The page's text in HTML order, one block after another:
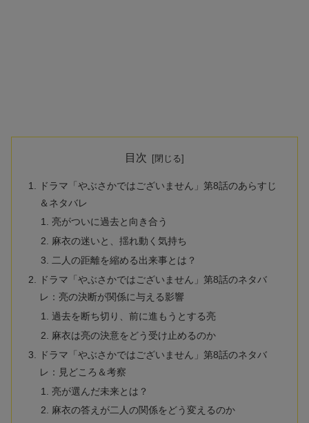
目次
ドラマ「やぶさかではございません」第8話のあらすじ
＆ネタバレ
亮がついに過去と向き合う
麻衣の迷いと、揺れ動く気持ち
二人の距離を縮める出来事とは？
ドラマ「やぶさかではございません」第8話のネタバ
レ：亮の決断が関係に与える影響
過去を断ち切り、前に進もうとする亮
麻衣は亮の決意をどう受け止めるのか
ドラマ「やぶさかではございません」第8話のネタバ
レ：見どころ＆考察
亮が選んだ未来とは？
麻衣の答えが二人の関係をどう変えるのか